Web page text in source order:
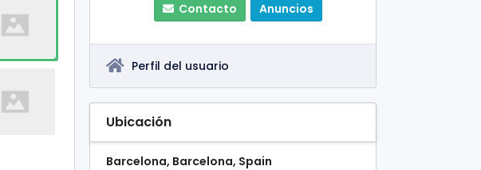
Contacto Anuncios
Perfil del usuario
Ubicación
Barcelona, Barcelona, Spain